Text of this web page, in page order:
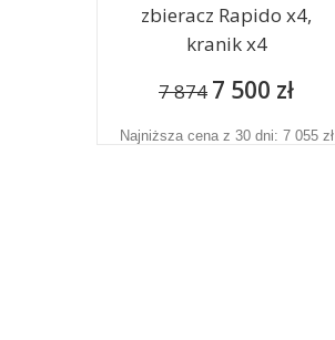
zbieracz Rapido x4,
kranik x4
7 874 7 500 zł
Najniższa cena z 30 dni: 7 055 zł